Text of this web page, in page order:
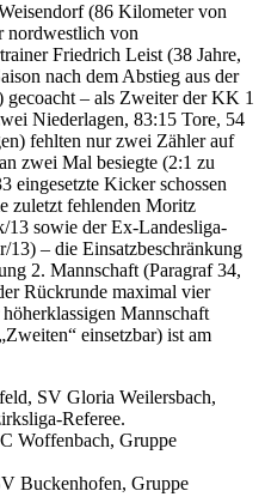
(86 Kilometer von
nordwestlich von
Friedrich Leist (38 Jahre,
nach dem Abstieg aus der
– als Zweiter der KK 1
Niederlagen, 83:15 Tore, 54
fehlten nur zwei Zähler auf
zwei Mal besiegte (2:1 zu
eingesetzte Kicker schossen
zuletzt fehlenden Moritz
13 sowie der Ex-Landesliga-
13) – die Einsatzbeschränkung
2. Mannschaft (Paragraf 34,
Rückrunde maximal vier
Mannschaft
einsetzbar) ist am
SV Gloria Weilersbach,
Referee.
Woffenbach, Gruppe
Buckenhofen, Gruppe